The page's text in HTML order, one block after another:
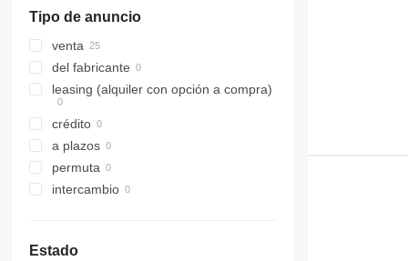
312
313
314
315
317
318
320
321
8018
8025
8030
8032
8050
8052
8060
8080
Tipo de anuncio
venta
del fabricante
leasing (alquiler con opción a compra)
crédito
a plazos
permuta
intercambio
Estado